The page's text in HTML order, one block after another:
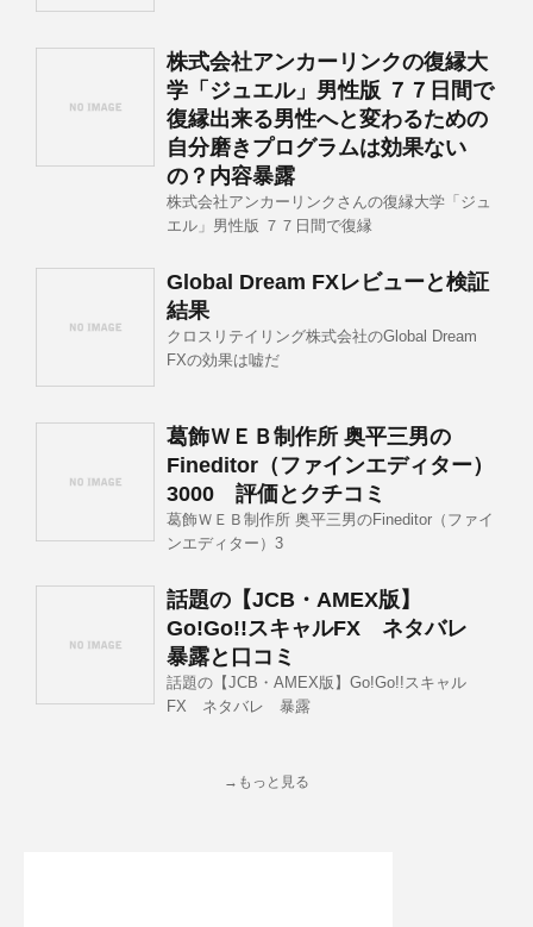
株式会社アンカーリンクの復縁大
学「ジュエル」男性版 ７７日間で
復縁出来る男性へと変わるための
自分磨きプログラムは効果ない
の？内容暴露
株式会社アンカーリンクさんの復縁大学「ジュ
エル」男性版 ７７日間で復縁
Global Dream FXレビューと検証
結果
クロスリテイリング株式会社のGlobal Dream
FXの効果は嘘だ
葛飾ＷＥＢ制作所 奥平三男の
Fineditor（ファインエディター）
3000 評価とクチコミ
葛飾ＷＥＢ制作所 奥平三男のFineditor（ファイ
ンエディター）3
話題の【JCB・AMEX版】
Go!Go!!スキャルFX ネタバレ
暴露と口コミ
話題の【JCB・AMEX版】Go!Go!!スキャル
FX ネタバレ 暴露
→もっと見る